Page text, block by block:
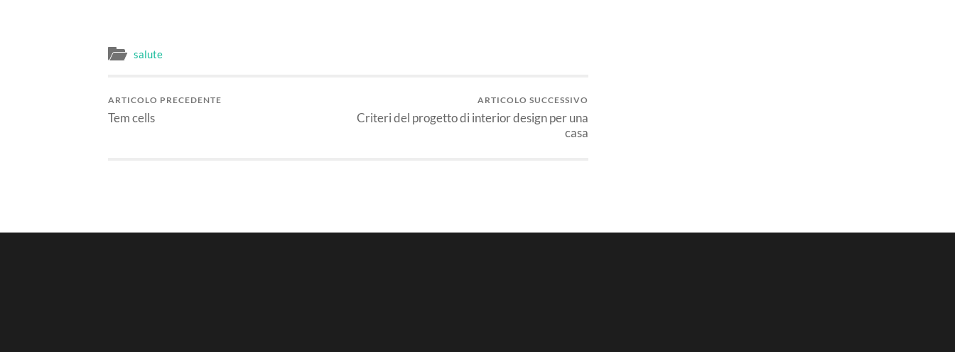
salute
ARTICOLO PRECEDENTE
Tem cells
ARTICOLO SUCCESSIVO
Criteri del progetto di interior design per una
casa